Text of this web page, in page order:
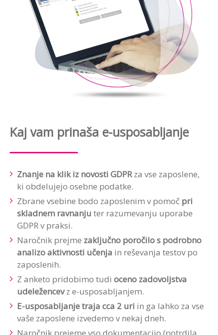
Kaj vam prinaša e-usposabljanje
Znanje na klik iz novosti GDPRza vse zaposlene,
ki obdelujejo osebne podatke.
Zbrane vsebine bodo zaposlenim v pomoč pri
skladnem ravnanju ter razumevanju uporabe
GDPR v praksi.
Naročnik prejme zaključno poročilo s podrobno
analizo aktivnosti učenja in reševanja testov po
zaposlenih.
Z anketo pridobimo tudi oceno zadovoljstva
udeležencevz e-usposabljanjem.
E-usposabljanje traja cca 2 uri in ga lahko za vse
vaše zaposlene izvedemo v nekaj dneh.
Naročnik prejeme vso dokumentacijo (potrdila,